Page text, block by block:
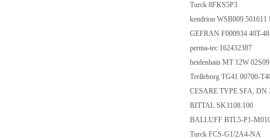
Turck 8FKS5P3
kendrion
GEFRAN F000934 40T-
perma-tec 162432387
heidenhain MT 12W
Trelleborg TG41 00700-
CESARE TYPE SFA,
RITTAL SK3108.100
BALLUFF BTL5-P1-
Turck FCS-G1/2A4-NA